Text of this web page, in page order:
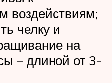
воздействиям;
челку и
на
– длиной от 3-